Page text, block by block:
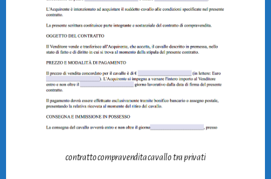
contratto compravendita cavallo tra privati